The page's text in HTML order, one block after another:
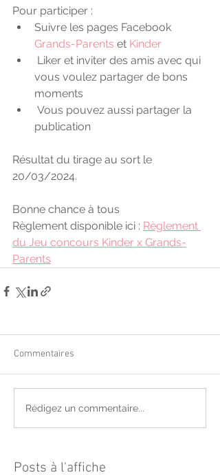
Pour participer :
Suivre les pages Facebook
Grands-Parents et Kinder
Liker et inviter des amis avec qui
vous voulez partager de bons
moments
Vous pouvez aussi partager la
publication
Résultat du tirage au sort le
20/03/2024.
Bonne chance à tous
Règlement disponible ici : Règlement
du Jeu concours Kinder x Grands-
Parents
Commentaires
Rédigez un commentaire...
Posts à l'affiche